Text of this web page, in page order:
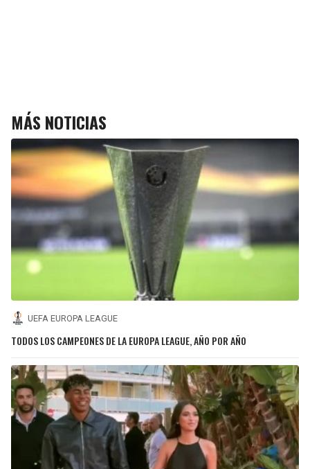
MÁS NOTICIAS
UEFA EUROPA LEAGUE
TODOS LOS CAMPEONES DE LA EUROPA LEAGUE, AÑO POR AÑO